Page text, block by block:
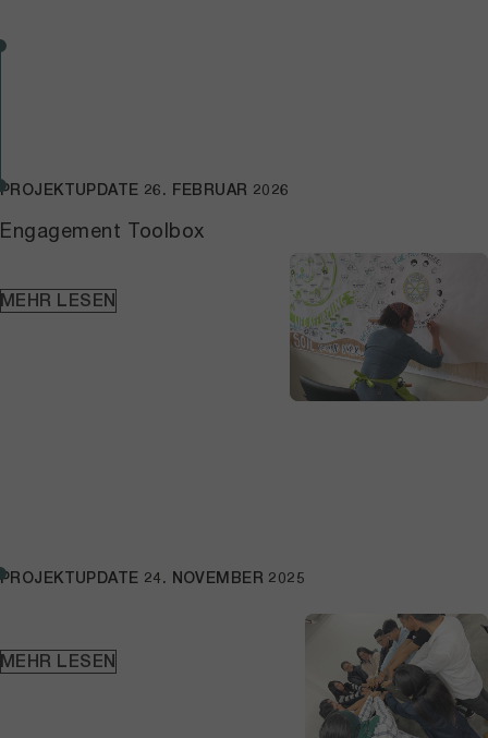
Engagement Toolbox
PROJEKTUPDATE 26. FEBRUAR 2026
MEHR LESEN
PROJEKTUPDATE 24. NOVEMBER 2025
MEHR LESEN